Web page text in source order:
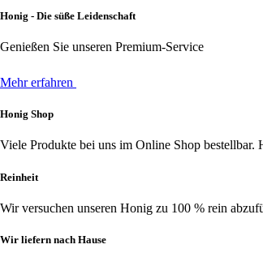
Honig - Die süße Leidenschaft
Genießen Sie unseren Premium-Service
Mehr erfahren
Honig Shop
Viele Produkte bei uns im Online Shop bestellbar.
Reinheit
Wir versuchen unseren Honig zu 100 % rein
Wir liefern nach Hause